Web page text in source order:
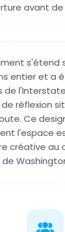
avant de
s'étend
entier et a
de
réflexion
Ce
l'espace
créative au